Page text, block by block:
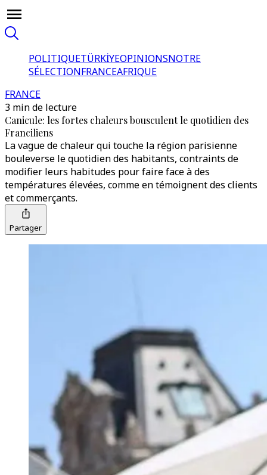
POLITIQUETÜRKİYEOPINIONSNOTRE
SÉLECTIONFRANCEAFRIQUE
FRANCE
3 min de lecture
Canicule: les fortes chaleurs bousculent le quotidien des
Franciliens
La vague de chaleur qui touche la région parisienne
bouleverse le quotidien des habitants, contraints de
modifier leurs habitudes pour faire face à des
températures élevées, comme en témoignent des clients
et commerçants.
Partager